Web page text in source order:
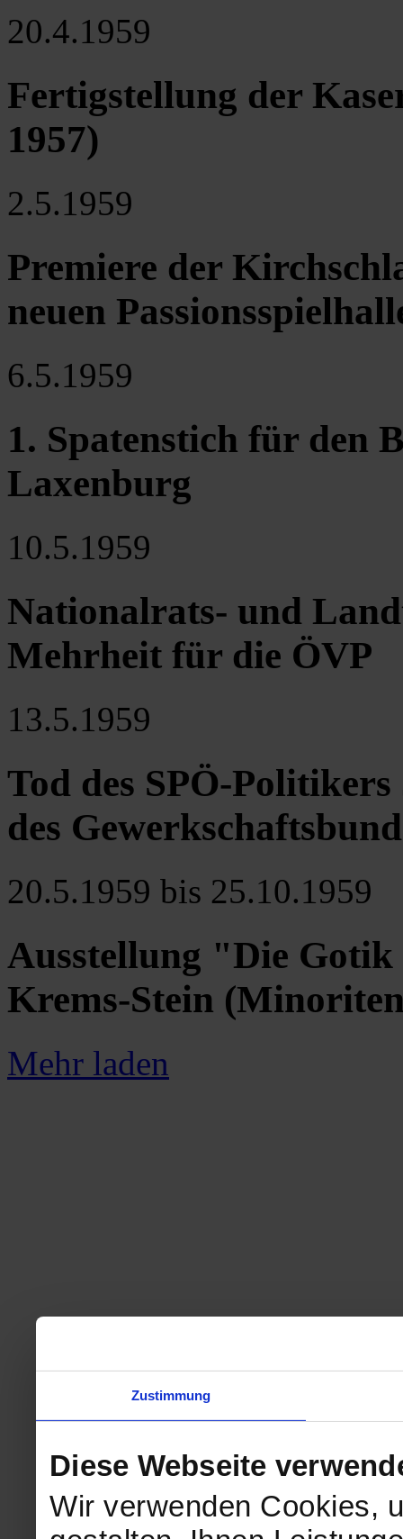
Zustimmung
Diese Webseite
Wir verwenden Cookies,
20.4.1959
Fertigstellung der
1957)
2.5.1959
Premiere der
neuen
6.5.1959
1. Spatenstich für den
Laxenburg
10.5.1959
Nationalrats- und
Mehrheit für die ÖVP
13.5.1959
Tod des SPÖ-
des
20.5.1959 bis 25.10.1959
Ausstellung "Die
Krems-Stein
Mehr laden